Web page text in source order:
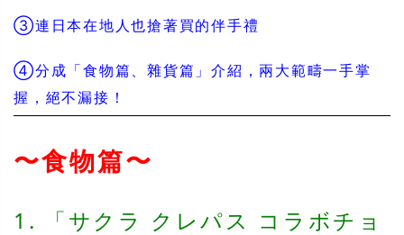
③連日本在地人也搶著買的伴手禮
④分成「食物篇、雜貨篇」介紹，兩大範疇一手掌
握，絕不漏接！
〜食物篇〜
1. 「サクラ クレパス コラボチョ